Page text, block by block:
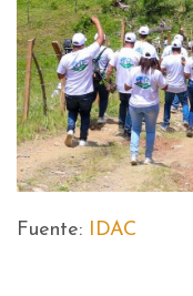
Fuente: IDAC